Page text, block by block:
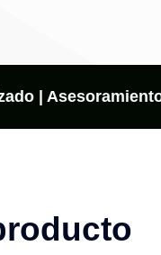
| Asesoramiento